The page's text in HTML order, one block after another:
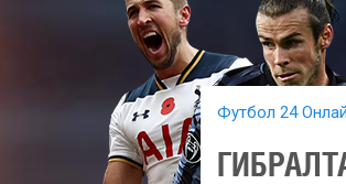
Футбол 24